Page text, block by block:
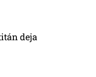
deja